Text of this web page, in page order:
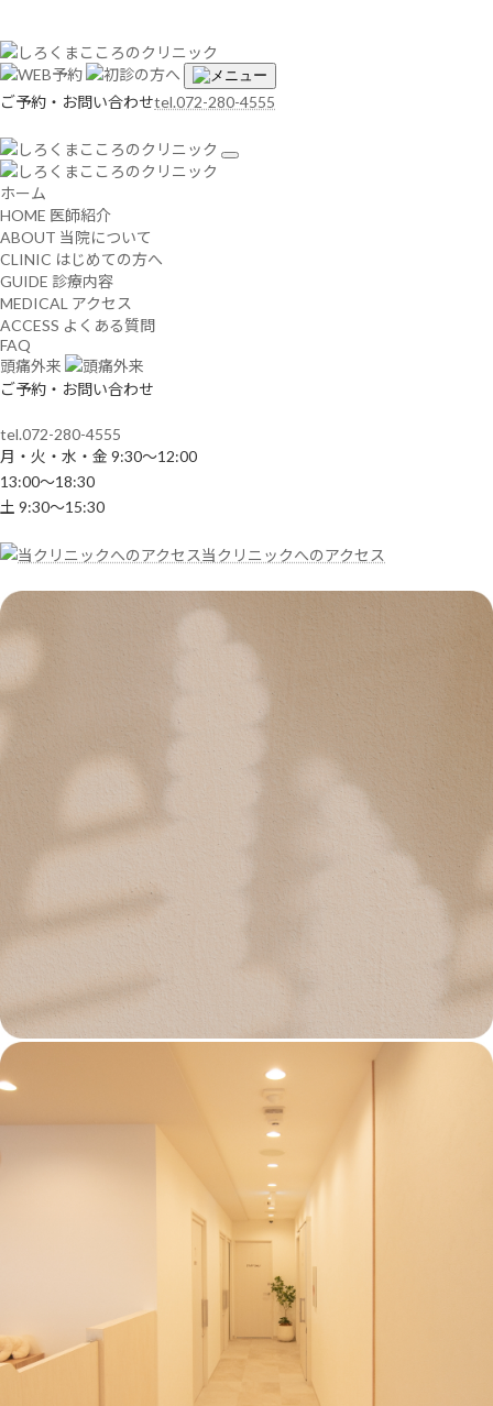
テ
ン
ツ
ス
キ
ッ
プ
ゲ
ー
シ
ン
に
移
動
ご予約・お問い合わせtel.072-280-4555
ホーム
HOME 医師紹介
ABOUT 当院について
CLINIC はじめての⽅へ
GUIDE 診療内容
MEDICAL アクセス
ACCESS よくある質問
FAQ
頭痛外来
ご予約・お問い合わせ
tel.072-280-4555
月・火・水・金 9:30～12:00
13:00～18:30
土 9:30～15:30
当クリニックへのアクセス